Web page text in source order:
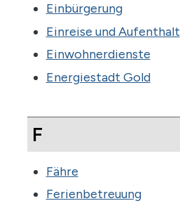
Einbürgerung
Einreise und Aufenthalt
Einwohnerdienste
Energiestadt Gold
F
Fähre
Ferienbetreuung